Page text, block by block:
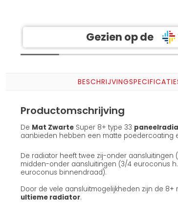
Gezien op de
BESCHRIJVING
Productomschrijving
De Mat Zwarte Super 8+ type 33
aanbieden hebben een matte poedercoating
De radiator heeft twee zij-onder aansluitingen
midden-onder aansluitingen (3/4 euroconus
euroconus binnendraad).
Door de vele aansluitmogelijkheden zijn de
ultieme radiator.